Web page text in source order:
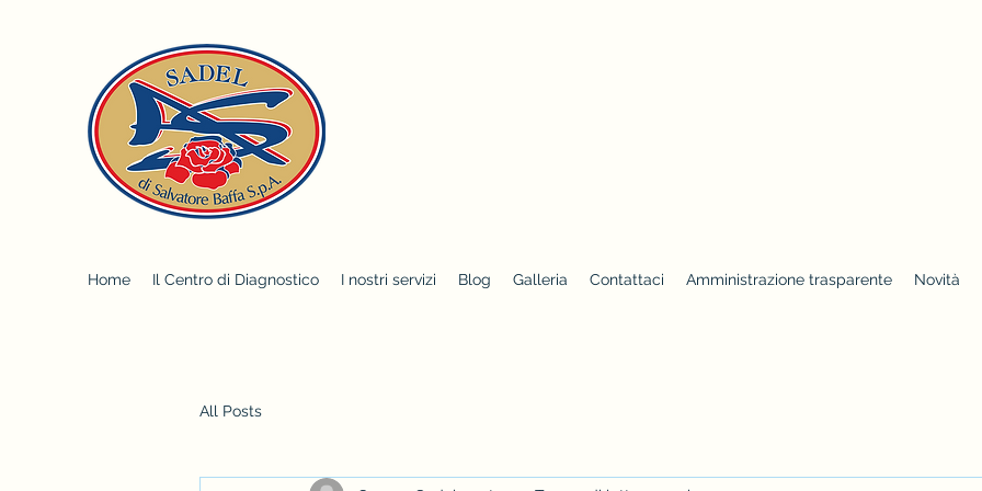
Home Il Centro di Diagnostico I nostri servizi Blog Galleria Contattaci Amministrazione trasparente Novità
All Posts